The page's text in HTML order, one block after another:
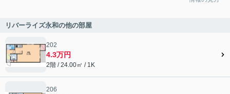
リバーライズ永和の他の部屋
202
4.3万円
2階 / 24.00㎡ / 1K
206